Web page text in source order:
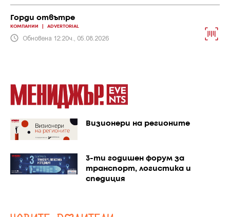
Горди отвътре
КОМПАНИИ ADVERTORIAL
Обновена 12:20ч., 05.08.2026
Визионери на регионите
3-ти годишен форум за
транспорт, логистика и
спедиция